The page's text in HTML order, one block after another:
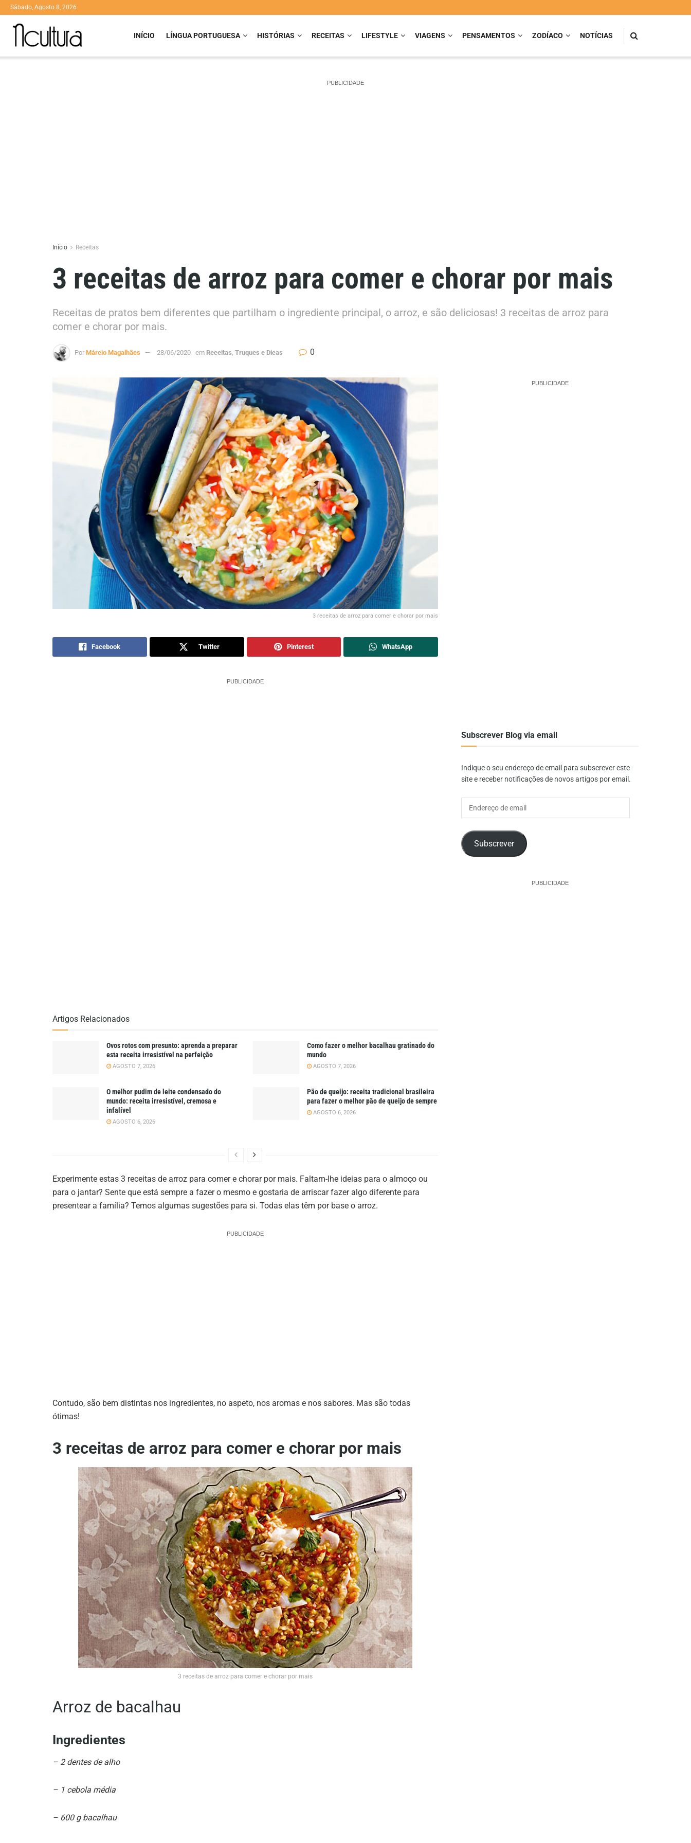
Sábado, Agosto 8, 2026
INÍCIO LÍNGUA PORTUGUESA HISTÓRIAS RECEITAS LIFESTYLE VIAGENS PENSAMENTOS ZODÍACO NOTÍCIAS
PUBLICIDADE
Início Receitas
3 receitas de arroz para comer e chorar por mais
Receitas de pratos bem diferentes que partilham o ingrediente principal, o arroz, e são deliciosas! 3 receitas de arroz para
comer e chorar por mais.
Por Márcio Magalhães 28/06/2020 em Receitas, Truques e Dicas 0
3 receitas de arroz para comer e chorar por mais
Facebook Twitter Pinterest WhatsApp
PUBLICIDADE
Artigos Relacionados
Ovos rotos com presunto: aprenda a preparar
esta receita irresistível na perfeição
AGOSTO 7, 2026
Como fazer o melhor bacalhau gratinado do
mundo
AGOSTO 7, 2026
O melhor pudim de leite condensado do
mundo: receita irresistível, cremosa e
infalível
AGOSTO 6, 2026
Pão de queijo: receita tradicional brasileira
para fazer o melhor pão de queijo de sempre
AGOSTO 6, 2026
Experimente estas 3 receitas de arroz para comer e chorar por mais. Faltam-lhe ideias para o almoço ou
para o jantar? Sente que está sempre a fazer o mesmo e gostaria de arriscar fazer algo diferente para
presentear a família? Temos algumas sugestões para si. Todas elas têm por base o arroz.
PUBLICIDADE
Contudo, são bem distintas nos ingredientes, no aspeto, nos aromas e nos sabores. Mas são todas
ótimas!
3 receitas de arroz para comer e chorar por mais
3 receitas de arroz para comer e chorar por mais
Arroz de bacalhau
Ingredientes
– 2 dentes de alho
– 1 cebola média
– 600 g bacalhau
PUBLICIDADE
Subscrever Blog via email
Indique o seu endereço de email para subscrever este
site e receber notificações de novos artigos por email.
Subscrever
PUBLICIDADE